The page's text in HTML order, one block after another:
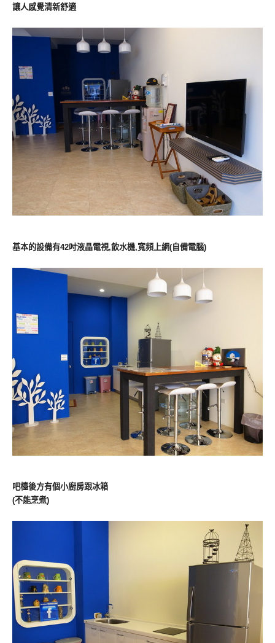
讓人感覺清新舒適
基本的設備有42吋液晶電視,飲水機,寬頻上網(自備電腦)
吧檯後方有個小廚房跟冰箱
(不能烹煮)